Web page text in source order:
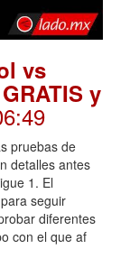
vs
y
pruebas de
detalles antes
1. El
seguir
diferentes
con el que af